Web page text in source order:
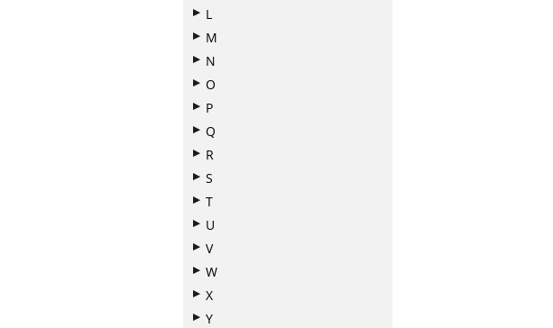
L
M
N
O
P
Q
R
S
T
U
V
W
X
Y